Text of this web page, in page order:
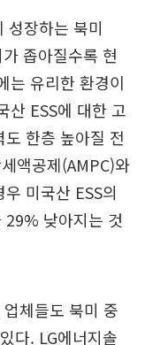
성장하는 북미
좁아질수록 현
는 유리한 환경이
산 ESS에 대한 고
한층 높아질 전
액공제(AMPC)와
미국산 ESS의
29% 낮아지는 것
체들도 북미 중
다. LG에너지솔